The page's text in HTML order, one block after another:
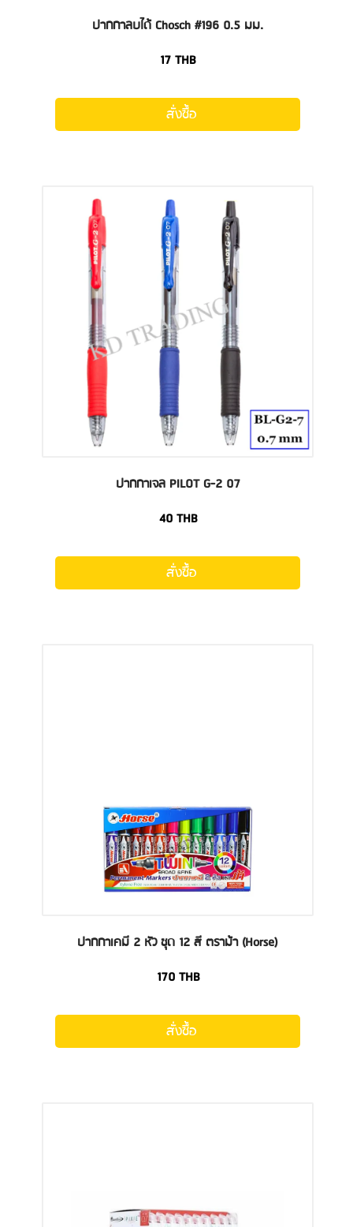
ปากกาลบได้ Chosch #196 0.5 มม.
17THB
สั่งซื้อ
ปากกาเจล PILOT G-2 07
40 THB
สั่งซื้อ
ปากกาเคมี 2 หัว ชุด 12 สี ตราม้า (Horse)
170 THB
สั่งซื้อ